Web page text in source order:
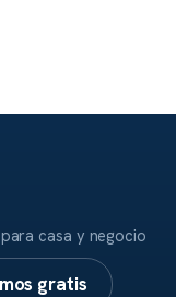
casa y negocio
gratis